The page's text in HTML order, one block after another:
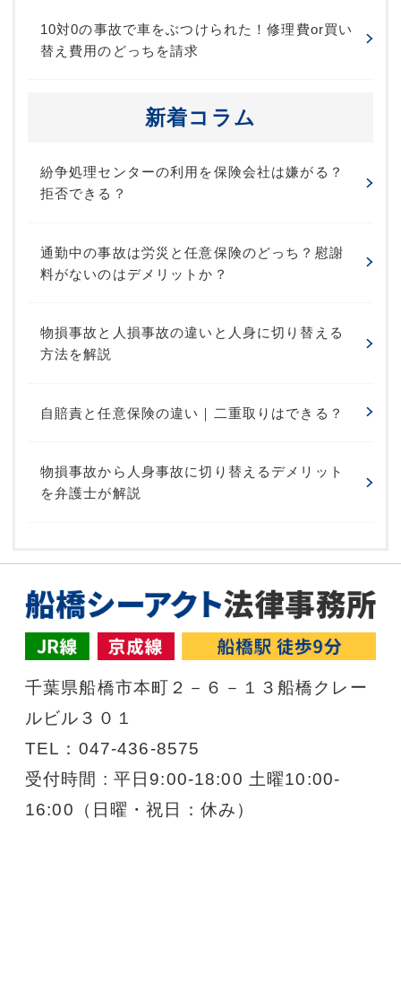
10対0の事故で車をぶつけられた！修理費or買い
替え費用のどっちを請求
新着コラム
紛争処理センターの利用を保険会社は嫌がる？
拒否できる？
通勤中の事故は労災と任意保険のどっち？慰謝
料がないのはデメリットか？
物損事故と人損事故の違いと人身に切り替える
方法を解説
自賠責と任意保険の違い｜二重取りはできる？
物損事故から人身事故に切り替えるデメリット
を弁護士が解説
千葉県船橋市本町２－６－１３船橋クレー
ルビル３０１
TEL：047-436-8575
受付時間 : 平日9:00-18:00 土曜10:00-
16:00（日曜・祝日：休み）